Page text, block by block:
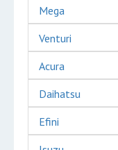
Mega
Venturi
Acura
Daihatsu
Efini